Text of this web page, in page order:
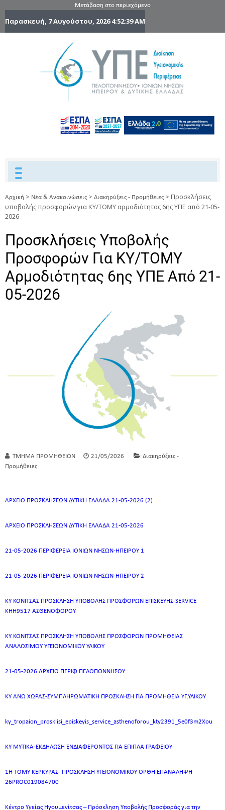
Μετάβαση στο περιεχόμενο
Παρασκευή, 7 Αυγούστου, 20264:52:40 AM
Ηπείρου
Δυτικής
Ελλάδας
Αρχική > Νέα & Ανακοινώσεις > Διακηρύξεις - Προμήθειες > Προσκλήσεις
υποβολής προσφορών για ΚΥ/ΤΟΜΥ αρμοδιότητας 6ης ΥΠΕ από 21-05-
2026
Προσκλήσεις Υποβολής
Προσφορών Για ΚΥ/ΤΟΜΥ
Αρμοδιότητας 6ης ΥΠΕ Από 21-
05-2026
ΤΜΗΜΑ ΠΡΟΜΗΘΕΙΩΝ 21/05/2026
Διακηρύξεις -
Προμήθειες
ΑΡΧΕΙΟ ΠΡΟΣΚΛΗΣΕΩΝ ΔΥΤΙΚΗ ΕΛΛΑΔΑ 21-05-2026 (2)
ΑΡΧΕΙΟ ΠΡΟΣΚΛΗΣΕΩΝ ΔΥΤΙΚΗ ΕΛΛΑΔΑ 21-05-2026
21-05-2026 ΠΕΡΙΦΕΡΕΙΑ ΙΟΝΙΩΝ ΝΗΣΩΝ-ΗΠΕΙΡΟΥ 1
21-05-2026 ΠΕΡΙΦΕΡΕΙΑ ΙΟΝΙΩΝ ΝΗΣΩΝ-ΗΠΕΙΡΟΥ 2
ΚΥ ΚΟΝΙΤΣΑΣ ΠΡΟΣΚΛΗΣΗ ΥΠΟΒΟΛΗΣ ΠΡΟΣΦΟΡΩΝ ΕΠΙΣΚΕΥΗΣ-SERVICE
KHH9517 ΑΣΘΕΝΟΦΟΡΟΥ
ΚΥ ΚΟΝΙΤΣΑΣ ΠΡΟΣΚΛΗΣΗ ΥΠΟΒΟΛΗΣ ΠΡΟΣΦΟΡΩΝ ΠΡΟΜΗΘΕΙΑΣ
ΑΝΑΛΩΣΙΜΟΥ ΥΓΕΙΟΝΟΜΙΚΟΥ ΥΛΙΚΟΥ
21-05-2026 ΑΡΧΕΙΟ ΠΕΡΙΦ ΠΕΛΟΠΟΝΝΗΣΟΥ
ΚΥ ΑΝΩ ΧΩΡΑΣ-ΣΥΜΠΛΗΡΩΜΑΤΙΚΗ ΠΡΟΣΚΛΗΣΗ ΓΙΑ ΠΡΟΜΗΘΕΙΑ ΥΓ.ΥΛΙΚΟΥ
ky_tropaion_prosklisi_episkeyis_service_asthenoforou_kty2391_5e0f3m2Xou
ΚΥ ΜΥΤΙΚΑ-ΕΚΔΗΛΩΣΗ ΕΝΔΙΑΦΕΡΟΝΤΟΣ ΓΙΑ ΕΠΙΠΛΑ ΓΡΑΦΕΙΟΥ
1Η ΤΟΜΥ ΚΕΡΚΥΡΑΣ- ΠΡΟΣΚΛΗΣΗ ΥΓΕΙΟΝΟΜΙΚΟΥ ΟΡΘΗ ΕΠΑΝΑΛΗΨΗ
26PROC019084700
Κέντρο Υγείας Ηγουμενίτσας – Πρόσκληση Υποβολής Προσφοράς για την